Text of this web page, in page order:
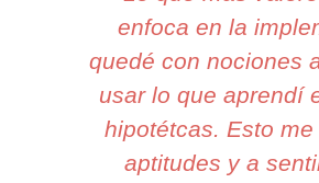
enfoca en la
quedé con nociones
usar lo que aprendí
hipotétcas. Esto
aptitudes y a